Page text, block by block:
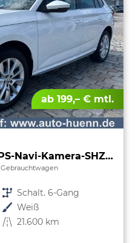
ab 199,– € mtl.
Style Plus 1.5 TSI 150 PS-Navi-Kamera-SHZ-ACC-17"Alu-Sofort
Gebrauchtwagen
Getriebe Schalt. 6-Gang
Außenfarbe Weiß
Kilometerstand 21.600 km